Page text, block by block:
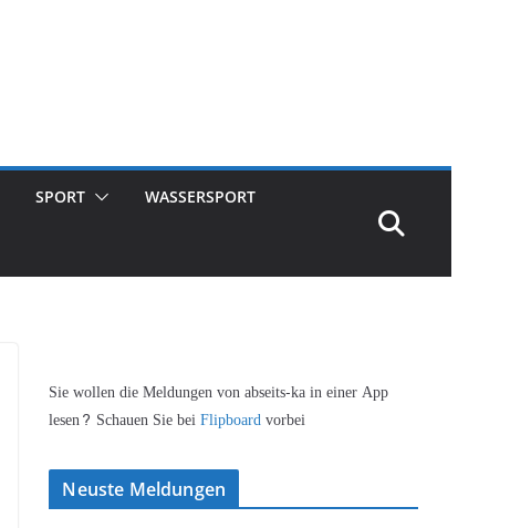
SPORT WASSERSPORT
Sie wollen die Meldungen von abseits-ka in einer App
lesen? Schauen Sie beiFlipboardvorbei
Neuste Meldungen